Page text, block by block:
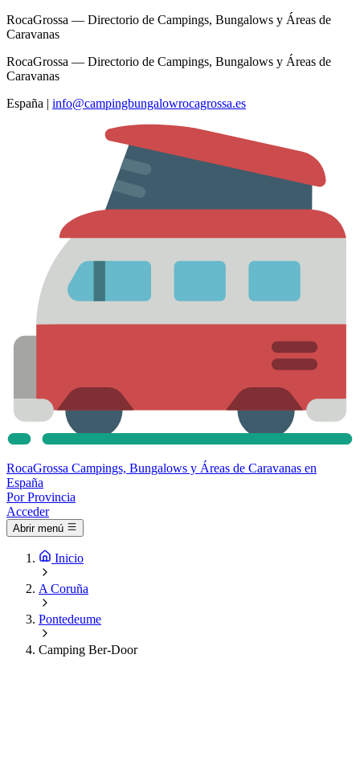
RocaGrossa — Directorio de Campings, Bungalows y Áreas de
Caravanas
RocaGrossa — Directorio de Campings, Bungalows y Áreas de
Caravanas
España | info@campingbungalowrocagrossa.es
RocaGrossa Campings, Bungalows y Áreas de Caravanas en
España
Por Provincia
Acceder
Abrir menú
Inicio
A Coruña
Pontedeume
Camping Ber-Door